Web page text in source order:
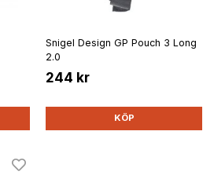
Snigel Design GP Pouch 3 Long
2.0
244 kr
KÖP